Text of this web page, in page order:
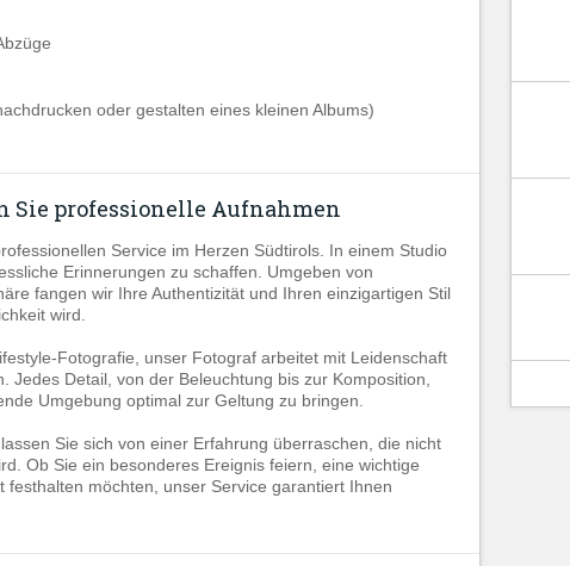
oder gestalten eines kleinen Albums)
Sie professionelle Aufnahmen
Service im Herzen Südtirols. In einem Studio
Erinnerungen zu schaffen. Umgeben von
fangen wir Ihre Authentizität und Ihren einzigartigen Stil
wird.
Fotografie, unser Fotograf arbeitet mit Leidenschaft
Detail, von der Beleuchtung bis zur Komposition,
Umgebung optimal zur Geltung zu bringen.
Sie sich von einer Erfahrung überraschen, die nicht
Ob Sie ein besonderes Ereignis feiern, eine wichtige
möchten, unser Service garantiert Ihnen